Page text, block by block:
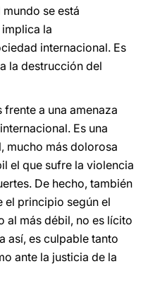
se está
la
internacional. Es
la destrucción del
a una amenaza
Es una
mucho más dolorosa
el que sufre la violencia
De hecho, también
el principio según el
al más débil, no es lícito
así, es culpable tanto
ante la justicia de la